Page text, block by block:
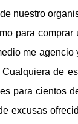
nuestro
para comprar
me
de
para cientos
excusas